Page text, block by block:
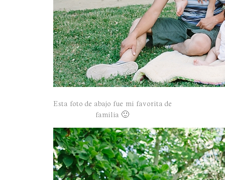
Esta foto de abajo fue mi favorita de
familia 🙂